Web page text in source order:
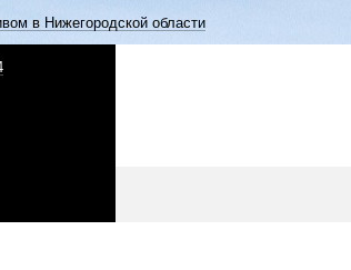
в Нижегородской области